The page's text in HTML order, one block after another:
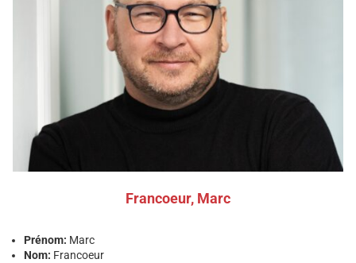
Francoeur, Marc
Prénom: Marc
Nom: Francoeur